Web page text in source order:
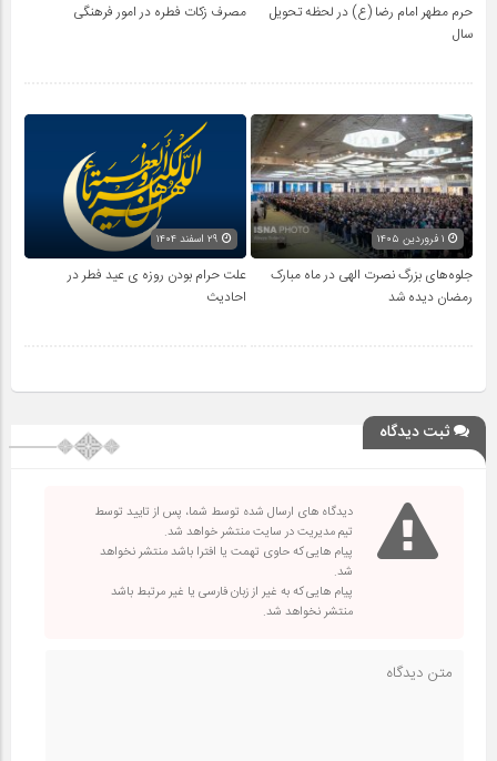
حرم مطهر امام رضا (ع) در لحظه تحویل
سال
مصرف زکات فطره در امور فرهنگی
جلوه‌های بزرگ نصرت الهی در ماه مبارک
رمضان دیده شد
علت حرام بودن روزه ی عید فطر در
احادیث
ثبت دیدگاه
دیدگاه های ارسال شده توسط شما، پس از تایید توسط
تیم مدیریت در سایت منتشر خواهد شد.
پیام هایی که حاوی تهمت یا افترا باشد منتشر نخواهد
شد.
پیام هایی که به غیر از زبان فارسی یا غیر مرتبط باشد
منتشر نخواهد شد.